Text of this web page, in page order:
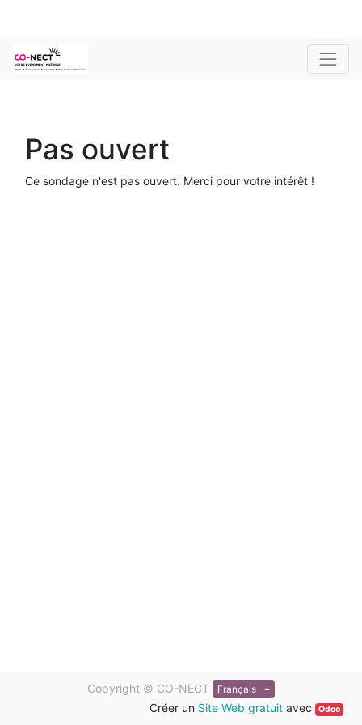
Pas ouvert
Ce sondage n'est pas ouvert. Merci pour votre intérêt !
Copyright © CO-NECT Français
Créer un Site Web gratuitavec Odoo